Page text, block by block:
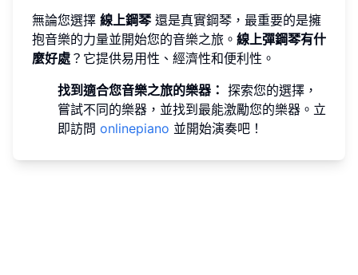
無論您選擇 線上鋼琴還是真實鋼琴，最重要的是擁
抱音樂的力量並開始您的音樂之旅。 線上彈鋼琴有什
麼好處 ？它提供易用性、經濟性和便利性。
找到適合您音樂之旅的樂器： 探索您的選擇，
嘗試不同的樂器，並找到最能激勵您的樂器。立
即訪問 onlinepiano 並開始演奏吧！